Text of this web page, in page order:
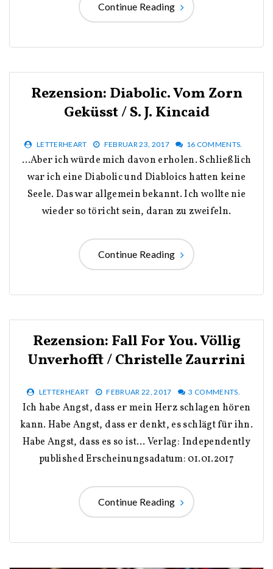
Continue Reading
Rezension: Diabolic. Vom Zorn
Geküsst / S. J. Kincaid
LETTERHEART FEBRUAR 23, 2017 16 COMMENTS.
…Aber ich würde mich davon erholen. Schließlich
war ich eine Diabolic und Diabloics hatten keine
Seele. Das war allgemein bekannt. Ich wollte nie
wieder so töricht sein, daran zu zweifeln.
Continue Reading
Rezension: Fall For You. Völlig
Unverhofft / Christelle Zaurrini
LETTERHEART FEBRUAR 22, 2017 3 COMMENTS.
Ich habe Angst, dass er mein Herz schlagen hören
kann. Habe Angst, dass er denkt, es schlägt für ihn.
Habe Angst, dass es so ist… Verlag: Independently
published Erscheinungsadatum: 01.01.2017
Continue Reading